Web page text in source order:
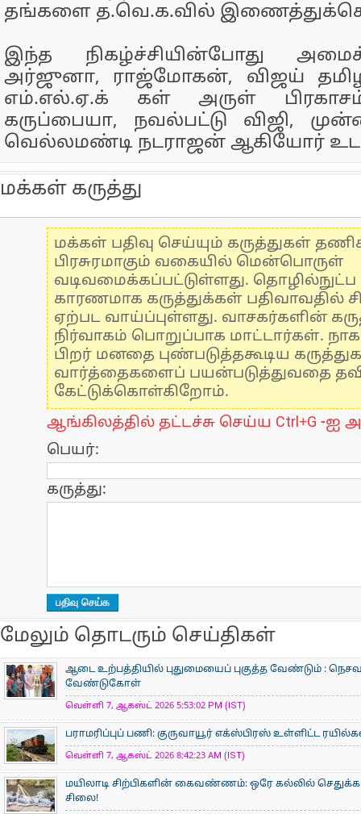
தங்களை த.வெ.க.வில்
இந்த நிகழ்ச்சியின்போது
அர்ஜுனா, ராஜ்மோகன், விஜய்
எம்.எல்.ஏ.க் கள் அருள்
கருப்பையா, நவல்பட்டு விஜி,
வெல்லமண்டி நடராஜன் ஆகியோர்
மக்கள் கருத்து
மக்கள் பதிவு செய்யும் கருத்துகள்
பிரசுரமாகும் வகையில் மென்பொருள்
வடிவமைக்கப்பட்டுள்ளது.
காரணமாக கருத்துக்கள் பதிவாவதில்
ஏற்பட வாய்ப்புள்ளது. வாசகர்களின்
நிர்வாகம் பொறுப்பாக மாட்டார்கள்.
பிறர் மனதை புண்படுத்தகூடிய
வார்த்தைகளைப் பயன்படுத்துவதை
கேட்டுக்கொள்கிறோம்.
ஆங்கிலத்தில் தட்டச்சு செய்ய Ctrl+G -ஐ
பெயர்:
கருத்து:
மேலும் தொடரும் செய்திகள்
ஆடை உற்பத்தியில் புதுமையைப் புகுத்த வேண்டும் :
வேண்டுகோள்
வெள்ளி 7, ஆகஸ்ட் 2026 5:53:02 PM (IST)
பராமரிப்புப் பணி: குருவாயூர் எக்ஸ்பிரஸ் உள்ளிட்ட
வெள்ளி 7, ஆகஸ்ட் 2026 8:42:23 AM (IST)
மயிலாடி சிற்பிகளின் கைவண்ணம்: ஒரே கல்லில்
சிலை!